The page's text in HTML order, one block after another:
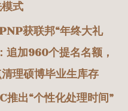
式
获联邦“年终大礼
追加960个提名名额，
理硕博毕业生库存
推出“个性化处理时间”